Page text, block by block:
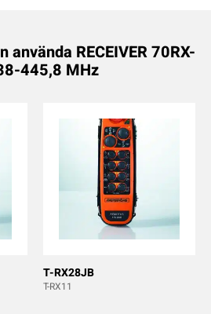
använda RECEIVER 70RX-
445,8 MHz
T-RX28JB
T-RX11